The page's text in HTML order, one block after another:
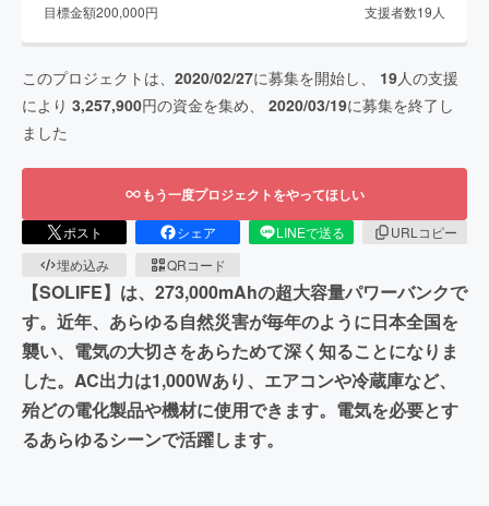
目標金額200,000円 支援者数19 人
このプロジェクトは、 2020/02/27に募集を開始し、 19人の支援
により 3,257,900円の資金を集め、 2020/03/19に募集を終了し
ました
もう一度プロジェクトをやってほしい
ポスト シェア LINEで送る
URLコピー
埋め込み
QRコード
【SOLIFE】は、273,000mAhの超大容量パワーバンクで
す。近年、あらゆる自然災害が毎年のように日本全国を
襲い、電気の大切さをあらためて深く知ることになりま
した。AC出力は1,000Wあり、エアコンや冷蔵庫など、
殆どの電化製品や機材に使用できます。電気を必要とす
るあらゆるシーンで活躍します。